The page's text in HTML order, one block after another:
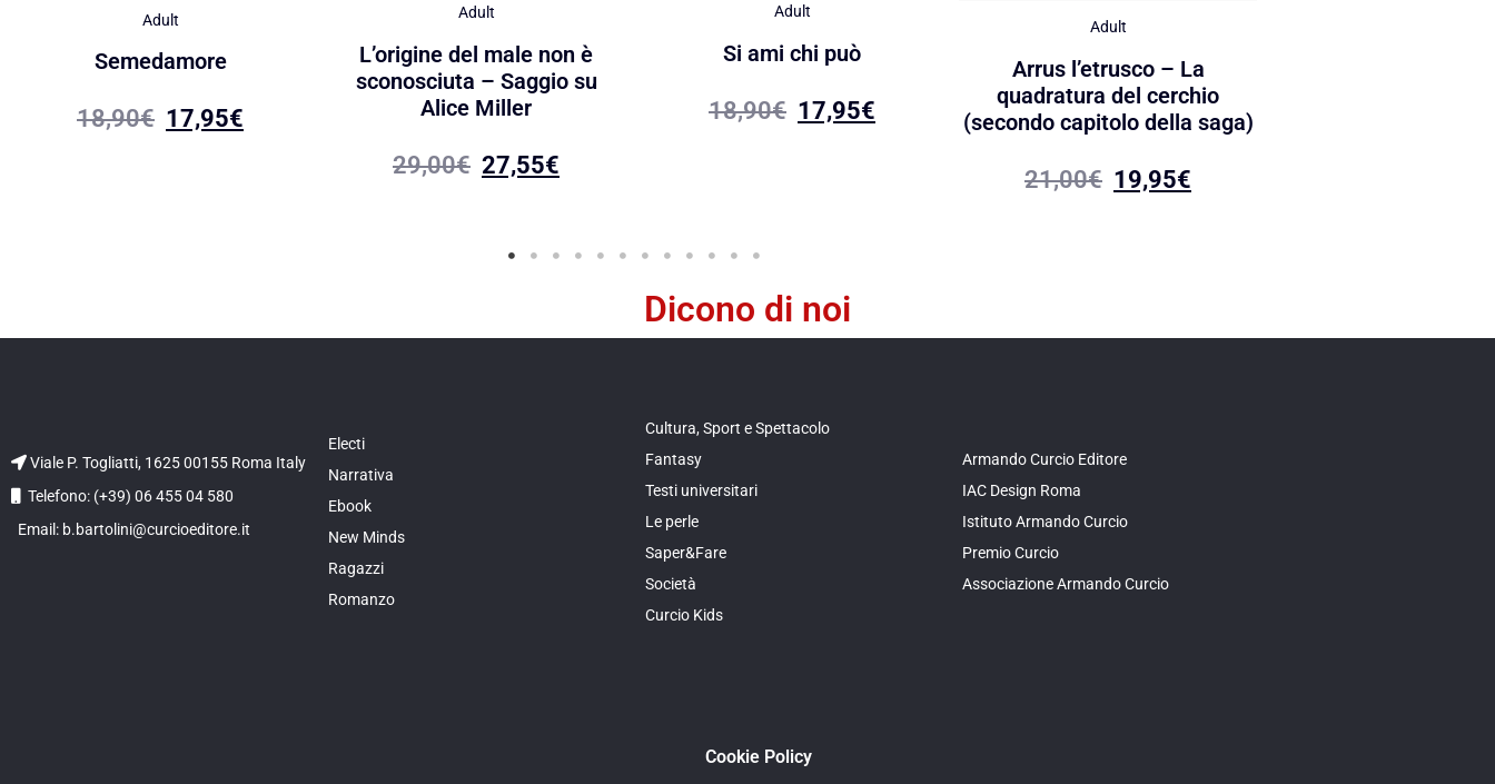
Adult
Semedamore
18,90€ 17,95€
Adult
L’origine del male non è
sconosciuta – Saggio su
Alice Miller
29,00€ 27,55€
Adult
Si ami chi può
18,90€ 17,95€
Adult
Arrus l’etrusco – La
quadratura del cerchio
(secondo capitolo della saga)
21,00€ 19,95€
Dicono di noi
Viale P. Togliatti, 1625 00155 Roma Italy
Telefono: (+39) 06 455 04 580
Email: b.bartolini@curcioeditore.it
Electi
Narrativa
Ebook
New Minds
Ragazzi
Romanzo
Cultura, Sport e Spettacolo
Fantasy
Testi universitari
Le perle
Saper&Fare
Società
Curcio Kids
Armando Curcio Editore
IAC Design Roma
Istituto Armando Curcio
Premio Curcio
Associazione Armando Curcio
Cookie Policy